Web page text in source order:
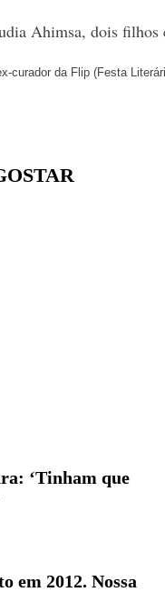
Ahimsa, dois filhos
curador da Flip (Festa
‘Tinham que
em 2012. Nossa